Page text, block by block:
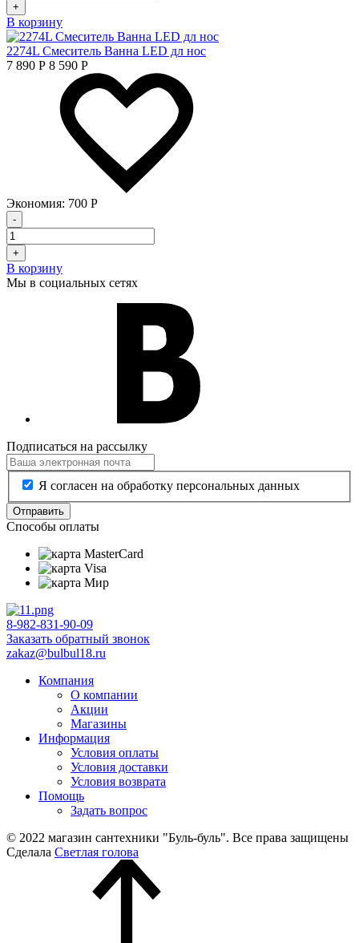
+
В корзину
2274L Смеситель Ванна LED дл нос
7 890 Р 8 590 Р
Экономия: 700 Р
-
+
В корзину
Мы в социальных сетях
Подписаться на рассылку
Я согласен на обработку персональных данных
Отправить
Способы оплаты
8-982-831-90-09
Заказать обратный звонок
zakaz@bulbul18.ru
Компания
О компании
Акции
Магазины
Информация
Условия оплаты
Условия доставки
Условия возврата
Помощь
Задать вопрос
© 2022 магазин сантехники "Буль-буль". Все права защищены
Сделала Светлая голова